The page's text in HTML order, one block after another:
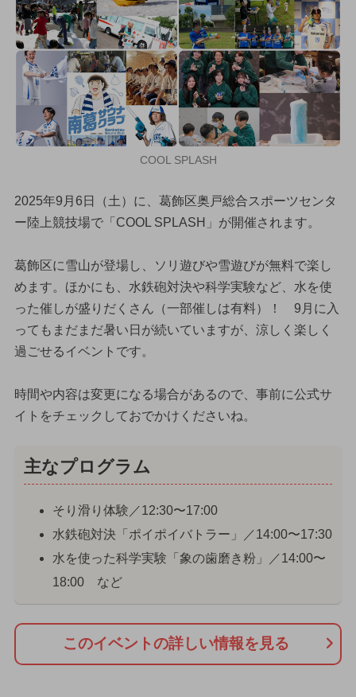
COOL SPLASH
2025年9月6日（土）に、葛飾区奥戸総合スポーツセンタ
ー陸上競技場で「COOL SPLASH」が開催されます。
葛飾区に雪山が登場し、ソリ遊びや雪遊びが無料で楽し
めます。ほかにも、水鉄砲対決や科学実験など、水を使
った催しが盛りだくさん（一部催しは有料）！ 9月に入
ってもまだまだ暑い日が続いていますが、涼しく楽しく
過ごせるイベントです。
時間や内容は変更になる場合があるので、事前に公式サ
イトをチェックしておでかけくださいね。
主なプログラム
そり滑り体験／12:30〜17:00
水鉄砲対決「ポイポイバトラー」／14:00〜17:30
水を使った科学実験「象の歯磨き粉」／14:00〜
18:00 など
このイベントの詳しい情報を見る